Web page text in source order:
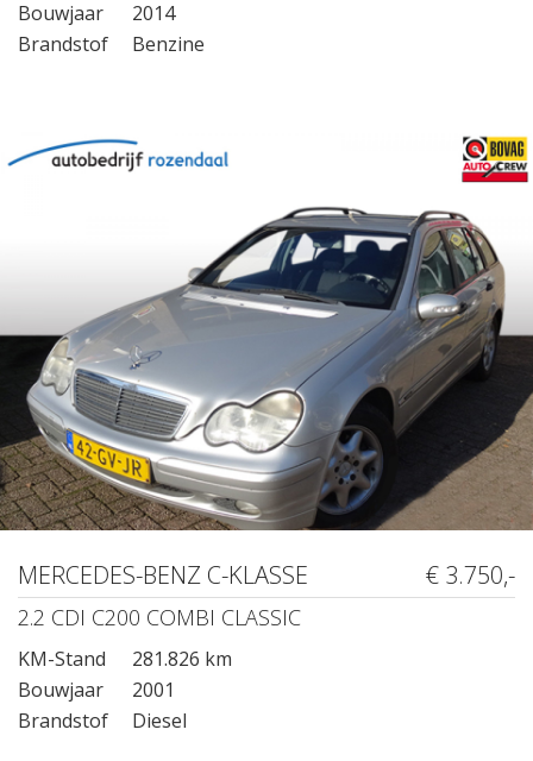
Bouwjaar
2014
Brandstof
Benzine
MERCEDES-BENZ C-KLASSE € 3.750,-
2.2 CDI C200 COMBI CLASSIC
KM-Stand
281.826 km
Bouwjaar
2001
Brandstof
Diesel